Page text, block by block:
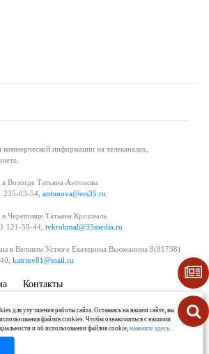
информации на телеканалах,
Вологде Татьяна Антонова
235-03-54, antonova@ers35.ru
Череповце Татьяна Крохмаль
121-59-44, tvkrohmal@35media.ru
в Великом Устюге Екатерина Вьюжанина 8(81738)
katrinv81@mail.ru
Контакты
обработки и защиты персональных данных
для улучшения работы сайта. Оставаясь на нашем сайте, вы
файлов cookies. Чтобы ознакомиться с нашими
и об использовании файлов cookie,нажмите здесь.